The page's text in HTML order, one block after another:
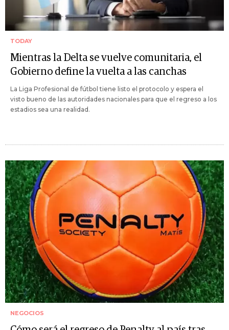
TODAY
Mientras la Delta se vuelve comunitaria, el
Gobierno define la vuelta a las canchas
La Liga Profesional de fútbol tiene listo el protocolo y espera el
visto bueno de las autoridades nacionales para que el regreso a los
estadios sea una realidad.
NEGOCIOS